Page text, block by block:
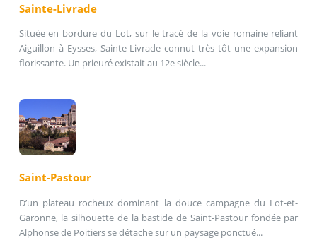
Sainte-Livrade
Située en bordure du Lot, sur le tracé de la voie romaine reliant
Aiguillon à Eysses, Sainte-Livrade connut très tôt une expansion
florissante. Un prieuré existait au 12e siècle...
Saint-Pastour
D’un plateau rocheux dominant la douce campagne du Lot-et-
Garonne, la silhouette de la bastide de Saint-Pastour fondée par
Alphonse de Poitiers se détache sur un paysage ponctué...